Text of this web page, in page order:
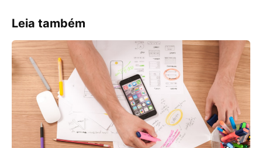
Leia também